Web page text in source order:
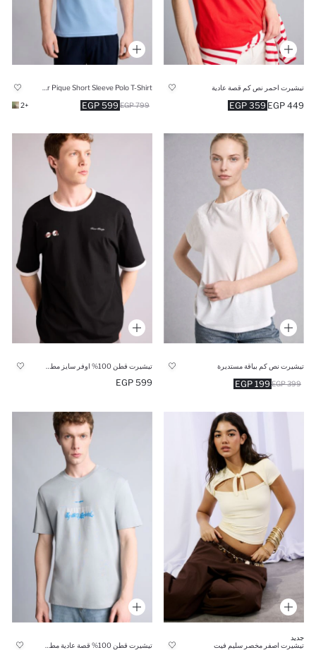
تيشيرت احمر نص كم قصة عادية
359 EGP 449 EGP
599 EGP 799 EGP
+2
تيشيرت نص كم بياقة مستديرة
199 EGP 399 EGP
599 EGP
جديد
تيشيرت اصفر مخصر سليم فيت